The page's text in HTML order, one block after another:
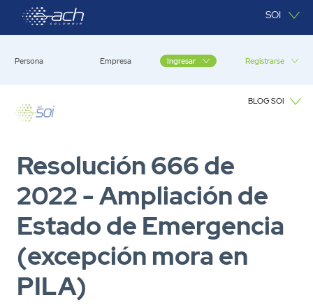
Saltar al contenido principal SOI
Persona Empresa Ingresar Registrarse
BLOG SOI
Resolución 666 de
2022 - Ampliación de
Estado de Emergencia
(excepción mora en
PILA)